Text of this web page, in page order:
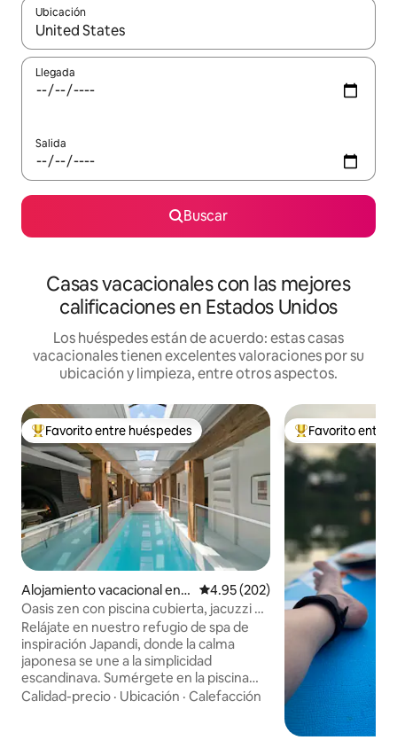
Ubicación
Cuando los resultados estén disponibles, navega con las
Llegada
Salida
Buscar
Casas vacacionales con las mejores
calificaciones en Estados Unidos
Los huéspedes están de acuerdo: estas casas
vacacionales tienen excelentes valoraciones por su
ubicación y limpieza, entre otros aspectos.
Favorito entre huéspedes preferido
Favorito entre huéspedes
Alojamiento vacacional en F
air Oaks
Calificación promedio: 4.95 de
4.95 (202)
Oasis zen con piscina cubierta, jacuzzi y
sauna
Relájate en nuestro refugio de spa de
inspiración Japandi, donde la calma
japonesa se une a la simplicidad
escandinava. Sumérgete en la piscina
cubierta climatizada, relájate en una
Calidad-precio · Ubicación · Calefacción
Favorito entre
Favorito entre